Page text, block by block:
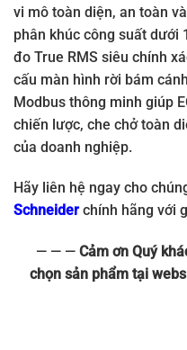
vi mô toàn diện, an toàn
phân khúc công suất dưới
đo True RMS siêu chính
cấu màn hình rời bám
Modbus thông minh giúp
chiến lược, che chở toàn
của doanh nghiệp.
Hãy liên hệ ngay cho
Schneiderchính hãng với
— — — Cảm ơn Quý
chọn sản phẩm tại